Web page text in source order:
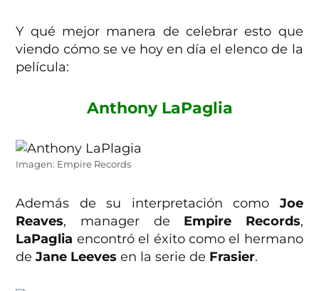
Y qué mejor manera de celebrar esto que
viendo cómo se ve hoy en día el elenco de la
película:
Anthony LaPaglia
Imagen: Empire Records
Además de su interpretación como Joe
Reaves, manager de Empire Records,
LaPaglia encontró el éxito como el hermano
deJane Leeves en la serie de Frasier.